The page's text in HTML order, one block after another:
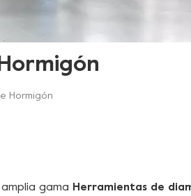
Hormigón
gama Herramientas de